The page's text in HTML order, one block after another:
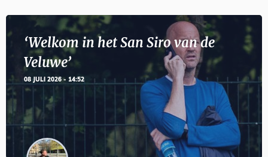
‘Welkom in het San Siro van de
Veluwe’
08 JULI 2026 - 14:52